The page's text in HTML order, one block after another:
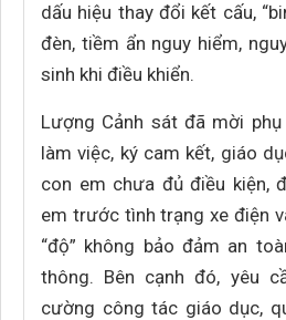
dấu hiệu thay đổi kết cấu,
đèn, tiềm ẩn nguy hiểm,
sinh khi điều khiển.
Lượng Cảnh sát đã mời
làm việc, ký cam kết, giáo
con em chưa đủ điều kiện,
em trước tình trạng xe điện
“độ” không bảo đảm an
thông. Bên cạnh đó, yêu
cường công tác giáo dục,